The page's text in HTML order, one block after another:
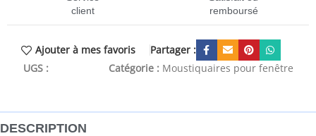
client
remboursé
Ajouter à mes favoris
Partager :
UGS :
Catégorie : Moustiquaires pour fenêtre
DESCRIPTION